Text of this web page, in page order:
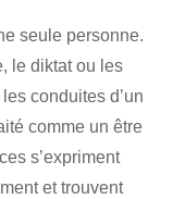
seule personne.
le diktat ou les
conduites d’un
comme un être
s’expriment
et trouvent